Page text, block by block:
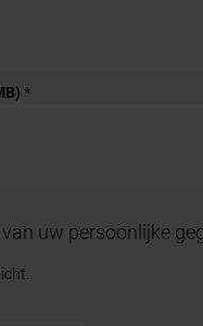
*
uw persoonlijke